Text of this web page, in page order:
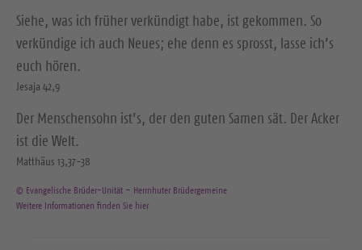
Siehe, was ich früher verkündigt habe, ist gekommen. So
verkündige ich auch Neues; ehe denn es sprosst, lasse ich’s
euch hören.
Jesaja 42,9
Der Menschensohn ist’s, der den guten Samen sät. Der Acker
ist die Welt.
Matthäus 13,37-38
© Evangelische Brüder-Unität – Herrnhuter Brüdergemeine
Weitere Informationen finden Sie hier